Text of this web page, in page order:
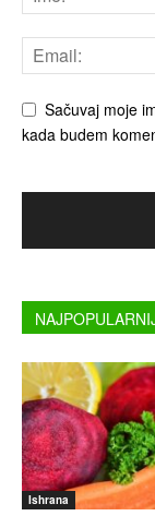
Sačuvaj moje
kada budem
Ishrana